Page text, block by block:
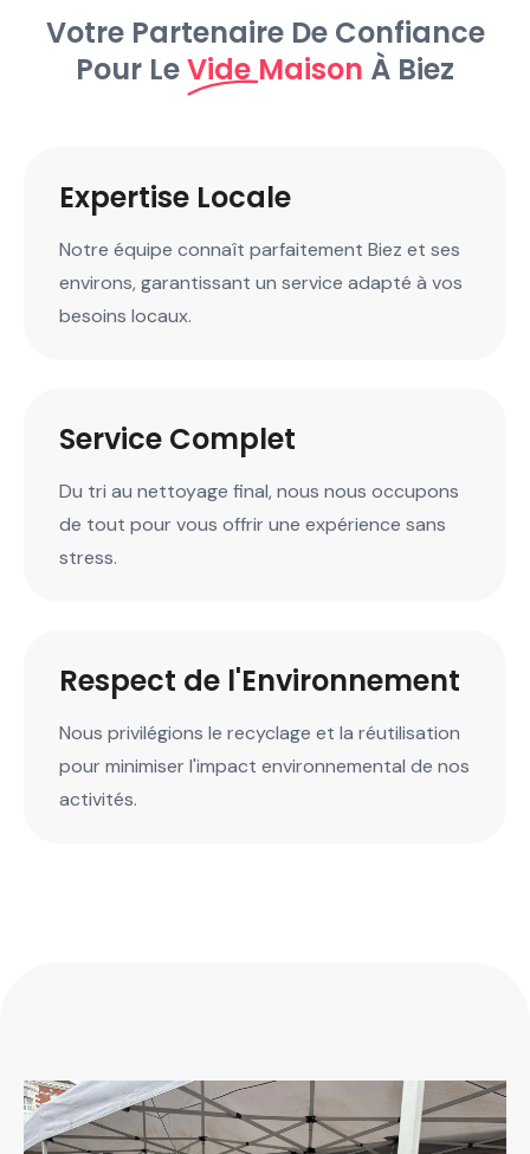
Votre Partenaire De Confiance
Pour LeVide Maison À Biez
Expertise Locale
Notre équipe connaît parfaitement Biez et ses
environs, garantissant un service adapté à vos
besoins locaux.
Service Complet
Du tri au nettoyage final, nous nous occupons
de tout pour vous offrir une expérience sans
stress.
Respect de l'Environnement
Nous privilégions le recyclage et la réutilisation
pour minimiser l'impact environnemental de nos
activités.